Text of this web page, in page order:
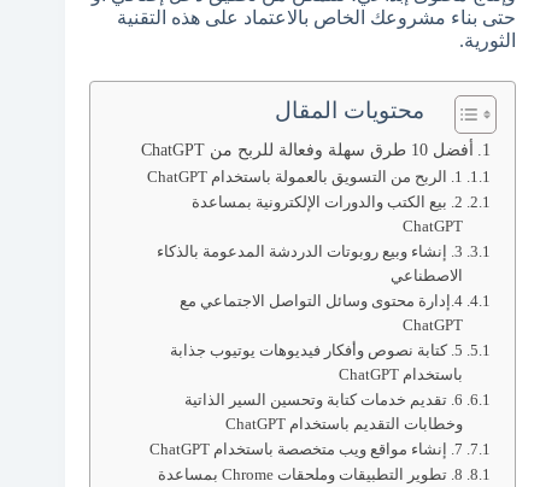
حتى بناء مشروعك الخاص بالاعتماد على هذه التقنية
الثورية.
محتويات المقال
أفضل 10 طرق سهلة وفعالة للربح من ChatGPT
1. الربح من التسويق بالعمولة باستخدام ChatGPT
2. بيع الكتب والدورات الإلكترونية بمساعدة
ChatGPT
3. إنشاء وبيع روبوتات الدردشة المدعومة بالذكاء
الاصطناعي
4.إدارة محتوى وسائل التواصل الاجتماعي مع
ChatGPT
5. كتابة نصوص وأفكار فيديوهات يوتيوب جذابة
باستخدام ChatGPT
6. تقديم خدمات كتابة وتحسين السير الذاتية
وخطابات التقديم باستخدام ChatGPT
7. إنشاء مواقع ويب متخصصة باستخدام ChatGPT
8. تطوير التطبيقات وملحقات Chrome بمساعدة